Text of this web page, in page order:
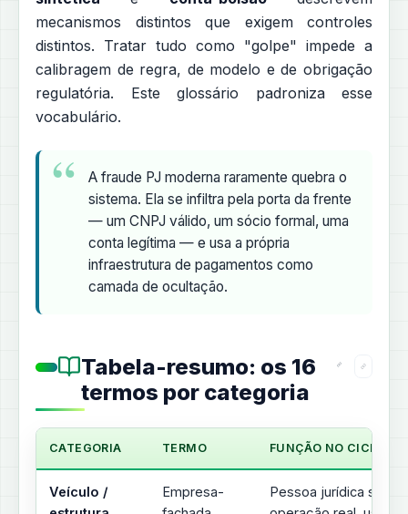
mecanismos distintos que exigem controles
distintos. Tratar tudo como "golpe" impede a
calibragem de regra, de modelo e de obrigação
regulatória. Este glossário padroniza esse
vocabulário.
A fraude PJ moderna raramente quebra o
sistema. Ela se infiltra pela porta da frente
— um CNPJ válido, um sócio formal, uma
conta legítima — e usa a própria
infraestrutura de pagamentos como
camada de ocultação.
Tabela-resumo: os 16
termos por categoria
CATEGORIA TERMO FUNÇÃO NO CICLO DE
Veículo /
Empresa-
Pessoa jurídica sem